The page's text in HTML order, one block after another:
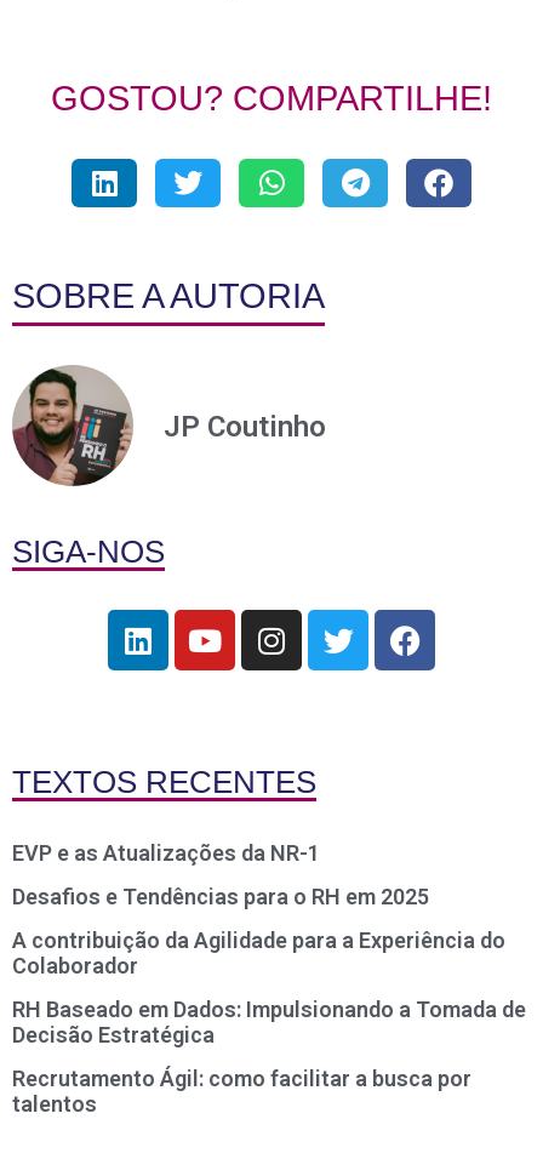
GOSTOU? COMPARTILHE!
SOBRE A AUTORIA
JP Coutinho
SIGA-NOS
TEXTOS RECENTES
EVP e as Atualizações da NR-1
Desafios e Tendências para o RH em 2025
A contribuição da Agilidade para a Experiência do
Colaborador
RH Baseado em Dados: Impulsionando a Tomada de
Decisão Estratégica
Recrutamento Ágil: como facilitar a busca por
talentos